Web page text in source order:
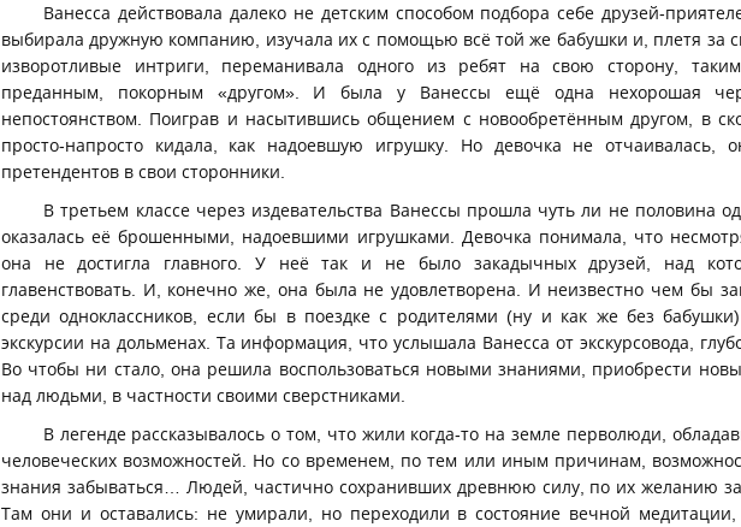
Ванесса действовала далеко не детским способом подбора себе друзей-
выбирала дружную компанию, изучала их с помощью всё той же бабушки и, плетя за
изворотливые интриги, переманивала одного из ребят на свою сторону,
преданным, покорным «другом». И была у Ванессы ещё одна нехорошая
непостоянством. Поиграв и насытившись общением с новообретённым другом, в
просто-напросто кидала, как надоевшую игрушку. Но девочка не отчаивалась,
претендентов в свои сторонники.
В третьем классе через издевательства Ванессы прошла чуть ли не половина
оказалась её брошенными, надоевшими игрушками. Девочка понимала, что
она не достигла главного. У неё так и не было закадычных друзей, над
главенствовать. И, конечно же, она была не удовлетворена. И неизвестно чем бы
среди одноклассников, если бы в поездке с родителями (ну и как же без
экскурсии на дольменах. Та информация, что услышала Ванесса от экскурсовода,
Во чтобы ни стало, она решила воспользоваться новыми знаниями, приобрести
над людьми, в частности своими сверстниками.
В легенде рассказывалось о том, что жили когда-то на земле перволюди,
человеческих возможностей. Но со временем, по тем или иным причинам,
знания забываться… Людей, частично сохранивших древнюю силу, по их желанию
Там они и оставались: не умирали, но переходили в состояние вечной